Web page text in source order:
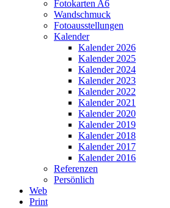
Fotokarten A6
Wandschmuck
Fotoausstellungen
Kalender
Kalender 2026
Kalender 2025
Kalender 2024
Kalender 2023
Kalender 2022
Kalender 2021
Kalender 2020
Kalender 2019
Kalender 2018
Kalender 2017
Kalender 2016
Referenzen
Persönlich
Web
Print